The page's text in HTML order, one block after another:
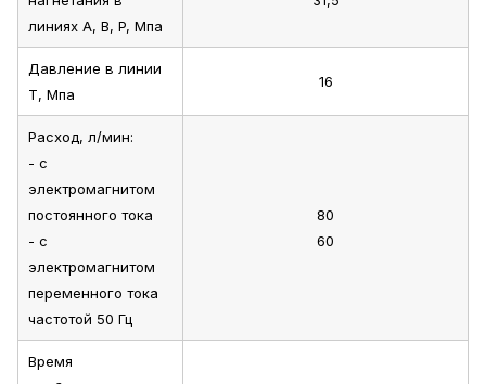
линиях A, B, P, Мпа
Давление в линии
T, Мпа
16
Расход, л/мин:
- с
электромагнитом
постоянного тока
- с
электромагнитом
переменного тока
частотой 50 Гц
80
60
Время